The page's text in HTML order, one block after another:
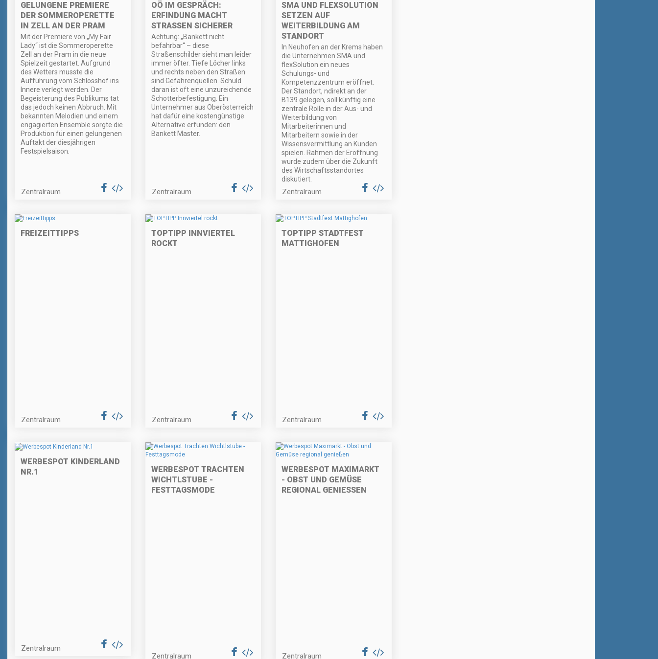
GELUNGENE PREMIERE
DER SOMMEROPERETTE
IN ZELL AN DER PRAM
Mit der Premiere von „My Fair
Lady“ ist die Sommeroperette
Zell an der Pram in die neue
Spielzeit gestartet. Aufgrund
des Wetters musste die
Aufführung vom Schlosshof ins
Innere verlegt werden. Der
Begeisterung des Publikums tat
das jedoch keinen Abbruch. Mit
bekannten Melodien und einem
engagierten Ensemble sorgte die
Produktion für einen gelungenen
Auftakt der diesjährigen
Festspielsaison.
Zentralraum
OÖ IM GESPRÄCH:
ERFINDUNG MACHT
STRASSEN SICHERER
Achtung: „Bankett nicht
befahrbar“ – diese
Straßenschilder sieht man leider
immer öfter. Tiefe Löcher links
und rechts neben den Straßen
sind Gefahrenquellen. Schuld
daran ist oft eine unzureichende
Schotterbefestigung. Ein
Unternehmer aus Oberösterreich
hat dafür eine kostengünstige
Alternative erfunden: den
Bankett Master.
Zentralraum
SMA UND FLEXSOLUTION
SETZEN AUF
WEITERBILDUNG AM
STANDORT
In Neuhofen an der Krems haben
die Unternehmen SMA und
flexSolution ein neues
Schulungs- und
Kompetenzzentrum eröffnet.
Der Standort, ndirekt an der
B139 gelegen, soll künftig eine
zentrale Rolle in der Aus- und
Weiterbildung von
Mitarbeiterinnen und
Mitarbeitern sowie in der
Wissensvermittlung an Kunden
spielen. Rahmen der Eröffnung
wurde zudem über die Zukunft
des Wirtschaftsstandortes
diskutiert.
Zentralraum
FREIZEITTIPPS
Zentralraum
TOPTIPP INNVIERTEL
ROCKT
Zentralraum
TOPTIPP STADTFEST
MATTIGHOFEN
Zentralraum
WERBESPOT KINDERLAND
NR.1
Zentralraum
WERBESPOT TRACHTEN
WICHTLSTUBE -
FESTTAGSMODE
Zentralraum
WERBESPOT MAXIMARKT
- OBST UND GEMÜSE
REGIONAL GENIESSEN
Zentralraum